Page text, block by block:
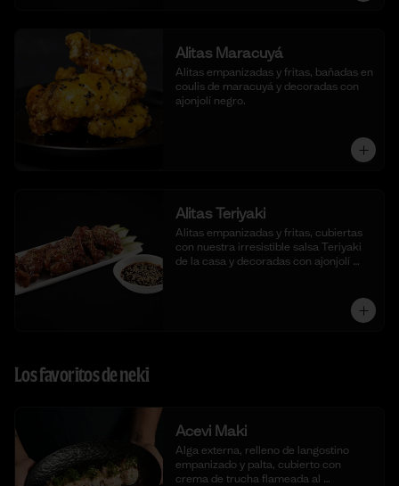
Alitas Maracuyá
Alitas empanizadas y fritas, bañadas en
coulis de maracuyá y decoradas con
ajonjolí negro.
Alitas Teriyaki
Alitas empanizadas y fritas, cubiertas
con nuestra irresistible salsa Teriyaki
de la casa y decoradas con ajonjolí
Los favoritos de neki
Acevi Maki
Alga externa, relleno de langostino
empanizado y palta, cubierto con
crema de trucha flameada al